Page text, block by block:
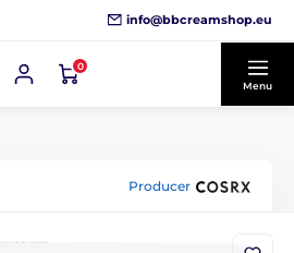
info@bbcreamshop.eu
0
Menu
Producer